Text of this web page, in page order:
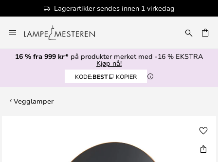
Lagerartikler sendes innen 1 virkedag
til
innhold
16 % fra 999 kr* på produkter merket med -16 % EKSTRA
Kjøp nå!
KODE:BEST KOPIER
Vegglamper